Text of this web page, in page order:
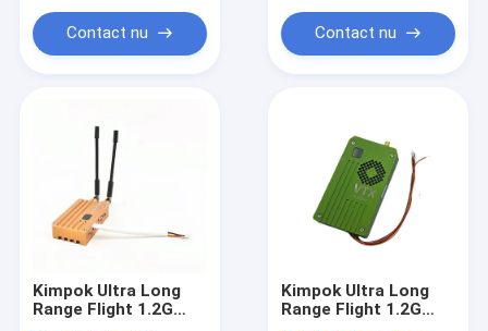
Vermogen
1W/2.5W/5W, 7.5W,
Contact nu
Beeldtransmissie
Shenzhen Gemaakt
Contact nu
Kimpok Ultra Long
Range Flight 1.2G
Kimpok Ultra Long
Range Flight 1.2G